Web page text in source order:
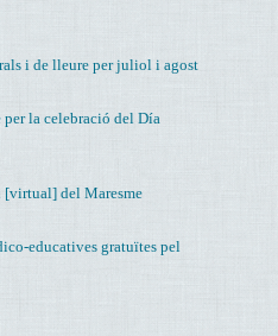
i de lleure per juliol i agost
la celebració del Día
[virtual] del Maresme
educatives gratuïtes pel